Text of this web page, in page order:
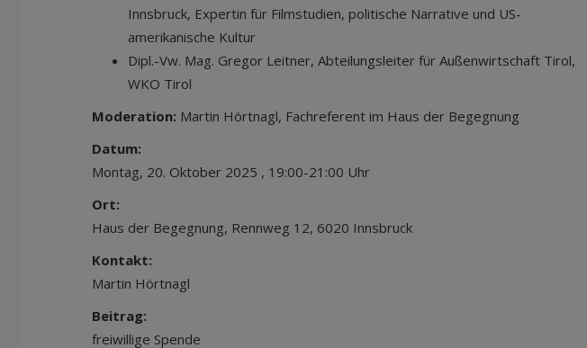
Innsbruck, Expertin für Filmstudien, politische Narrative und US-
amerikanische Kultur
Dipl.-Vw. Mag. Gregor Leitner, Abteilungsleiter für Außenwirtschaft Tirol,
WKO Tirol
Moderation: Martin Hörtnagl, Fachreferent im Haus der Begegnung
Datum:
Montag, 20. Oktober 2025 , 19:00-21:00 Uhr
Ort:
Haus der Begegnung, Rennweg 12, 6020 Innsbruck
Kontakt:
Martin Hörtnagl
Beitrag:
freiwillige Spende